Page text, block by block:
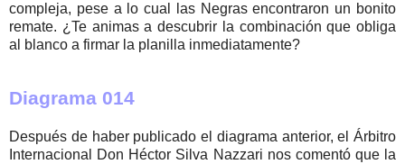
compleja, pese a lo cual las Negras encontraron un bonito
remate. ¿Te animas a descubrir la combinación que obliga
al blanco a firmar la planilla inmediatamente?
Diagrama 014
Después de haber publicado el diagrama anterior, el Árbitro
Internacional Don Héctor Silva Nazzari nos comentó que la